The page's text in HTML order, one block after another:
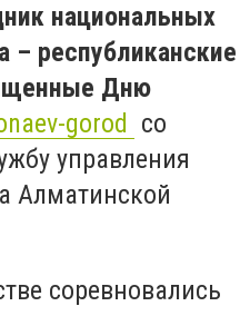
национальных
– республиканские
Дню
gorod со
управления
Алматинской
соревновались